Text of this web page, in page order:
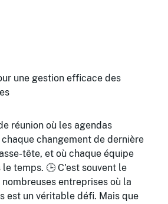
réunion où les agendas
changement de dernière
tête, et où chaque équipe
temps. 🕒 C'est souvent le
entreprises où la
est un véritable défi. Mais que